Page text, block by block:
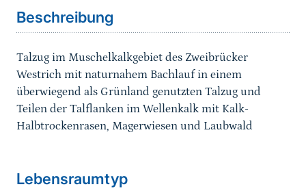
Beschreibung
Talzug im Muschelkalkgebiet des Zweibrücker
Westrich mit naturnahem Bachlauf in einem
überwiegend als Grünland genutzten Talzug und
Teilen der Talflanken im Wellenkalk mit Kalk-
Halbtrockenrasen, Magerwiesen und Laubwald
Lebensraumtyp